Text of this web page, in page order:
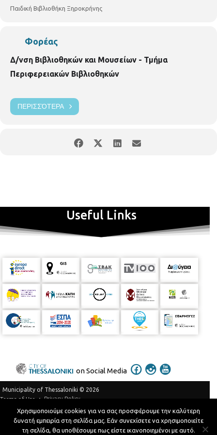
εγγραφών. ΠΑΙΔΙΚΗ ΒΙΒΛΙΟΘΗΚΗ ΞΗΡΟΚΡΗΝΗΣ Γρ.
https://www.facebook.com/pbibjir
Παιδική Βιβλιοθήκη Ξηροκρήνης
Φορέας
Δ/νση Βιβλιοθηκών και Μουσείων - Τμήμα
Περιφερειακών Βιβλιοθηκών
ΠΕΡΙΣΣΌΤΕΡΑ
Useful Links
on Social Media
Municipality of Thessaloniki © 2026
Terms of Use
Privacy Policy
Telephone Catalog
Developed byMyCompany Projects
Χρησιμοποιούμε cookies για να σας προσφέρουμε την καλύτερη
δυνατή εμπειρία στη σελίδα μας. Εάν συνεχίσετε να χρησιμοποιείτε
τη σελίδα, θα υποθέσουμε πως είστε ικανοποιημένοι με αυτό.